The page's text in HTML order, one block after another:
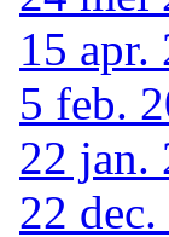
15 apr.
5 feb.
22 jan.
22